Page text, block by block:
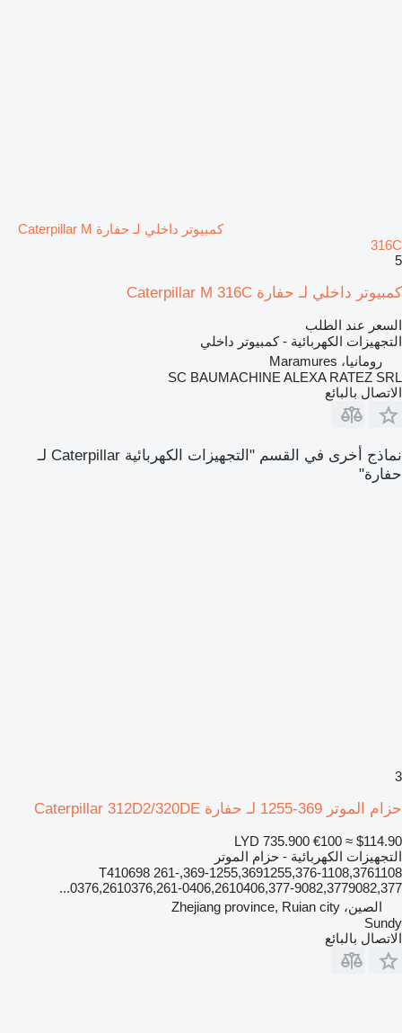
كمبيوتر داخلي لـ حفارة Caterpillar M
316C
5
كمبيوتر داخلي لـ حفارة Caterpillar M 316C
السعر عند الطلب
التجهيزات الكهربائية - كمبيوتر داخلي
رومانيا، Maramures
SC BAUMACHINE ALEXA RATEZ SRL
الاتصال بالبائع
نماذج أخرى في القسم "التجهيزات الكهربائية Caterpillar لـ
حفارة"
3
حزام الموتر 369-1255 لـ حفارة Caterpillar 312D2/320DE
LYD 735.900 €100 ≈ $114.90
التجهيزات الكهربائية - حزام الموتر
369-1255,3691255,376-1108,3761108,T410698 261-
0376,2610376,261-0406,2610406,377-9082,3779082,377...
الصين، Zhejiang province, Ruian city
Sundy
الاتصال بالبائع